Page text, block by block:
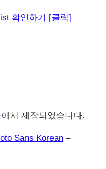
확인하기 [클릭]
에서 제작되었습니다.
Sans Korean –